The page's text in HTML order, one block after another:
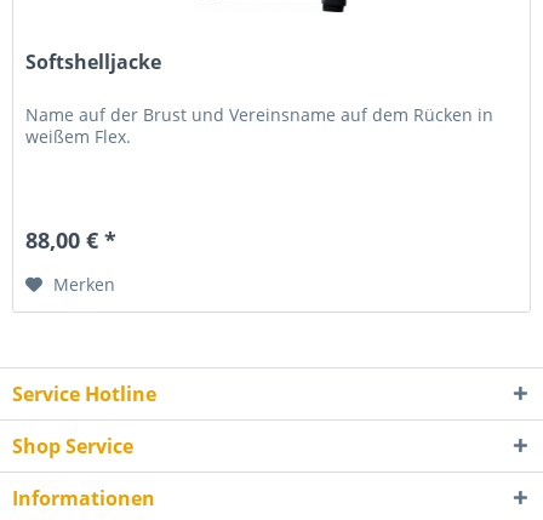
Softshelljacke
Name auf der Brust und Vereinsname auf dem Rücken in
weißem Flex.
88,00 € *
Merken
Service Hotline
Shop Service
Informationen